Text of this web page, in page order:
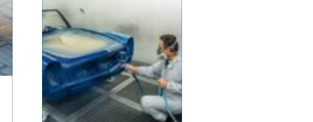
få ett bra pris och
samtidigt känna sig
trygg i affären. För den
som